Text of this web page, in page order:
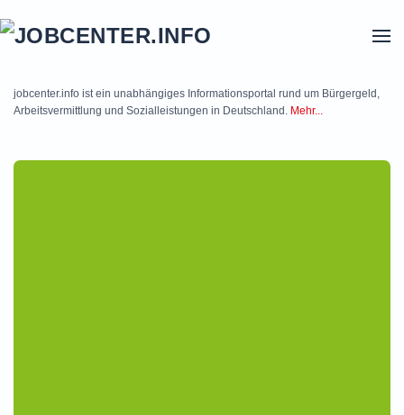
jobcenter.info ist ein unabhängiges Informationsportal rund um Bürgergeld,
Arbeitsvermittlung und Sozialleistungen in Deutschland. Mehr...